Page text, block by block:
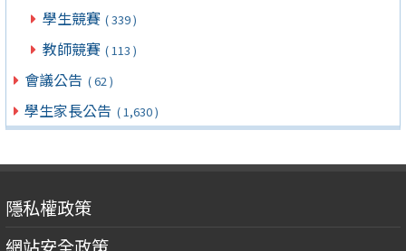
學生競賽 ( 339 )
教師競賽 ( 113 )
會議公告 ( 62 )
學生家長公告 ( 1,630 )
隱私權政策